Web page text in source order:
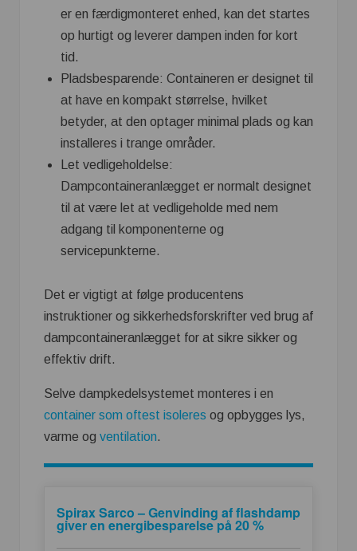
er en færdigmonteret enhed, kan det startes
op hurtigt og leverer dampen inden for kort
tid.
Pladsbesparende: Containeren er designet til
at have en kompakt størrelse, hvilket
betyder, at den optager minimal plads og kan
installeres i trange områder.
Let vedligeholdelse:
Dampcontaineranlægget er normalt designet
til at være let at vedligeholde med nem
adgang til komponenterne og
servicepunkterne.
Det er vigtigt at følge producentens
instruktioner og sikkerhedsforskrifter ved brug af
dampcontaineranlægget for at sikre sikker og
effektiv drift.
Selve dampkedelsystemet monteres i en
container som oftest isoleres og opbygges lys,
varme og ventilation.
Spirax Sarco – Genvinding af flashdamp
giver en energibesparelse på 20 %